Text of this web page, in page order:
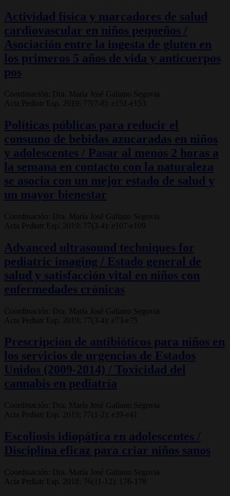
Actividad física y marcadores de salud
cardiovascular en niños pequeños /
Asociación entre la ingesta de gluten en
los primeros 5 años de vida y anticuerpos
pos
Coordinación: Dra. María José Galiano Segovia
Acta Pediatr Esp. 2019; 77(7-8): e151-e153
Políticas públicas para reducir el
consumo de bebidas azucaradas en niños
y adolescentes / Pasar al menos 2 horas a
la semana en contacto con la naturaleza
se asocia con un mejor estado de salud y
un mayor bienestar
Coordinación: Dra. María José Galiano Segovia
Acta Pediatr Esp. 2019; 77(3-4): e107-e109
Advanced ultrasound techniques for
pediatric imaging / Estado general de
salud y satisfacción vital en niños con
enfermedades crónicas
Coordinación: Dra. María José Galiano Segovia
Acta Pediatr Esp. 2019; 77(3-4): e73-e75
Prescripción de antibióticos para niños en
los servicios de urgencias de Estados
Unidos (2009-2014) / Toxicidad del
cannabis en pediatría
Coordinación: Dra. María José Galiano Segovia
Acta Pediatr Esp. 2019; 77(1-2): e39-e41
Escoliosis idiopática en adolescentes /
Disciplina eficaz para criar niños sanos
Coordinación: Dra. María José Galiano Segovia
Acta Pediatr Esp. 2018; 76(11-12): 176-178